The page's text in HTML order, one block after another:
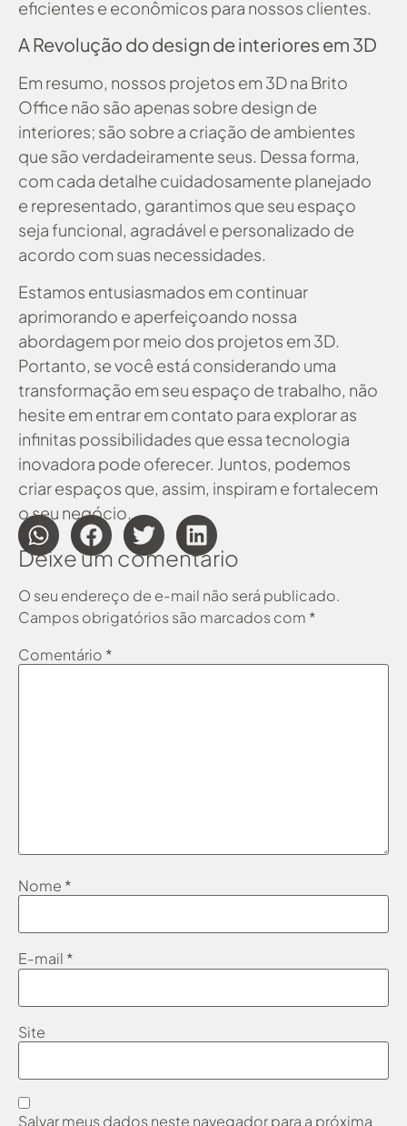
eficientes e econômicos para nossos clientes.
A Revolução do design de interiores em 3D
Em resumo, nossos projetos em 3D na Brito
Office não são apenas sobre design de
interiores; são sobre a criação de ambientes
que são verdadeiramente seus. Dessa forma,
com cada detalhe cuidadosamente planejado
e representado, garantimos que seu espaço
seja funcional, agradável e personalizado de
acordo com suas necessidades.
Estamos entusiasmados em continuar
aprimorando e aperfeiçoando nossa
abordagem por meio dos projetos em 3D.
Portanto, se você está considerando uma
transformação em seu espaço de trabalho, não
hesite em entrar em contato para explorar as
infinitas possibilidades que essa tecnologia
inovadora pode oferecer. Juntos, podemos
criar espaços que, assim, inspiram e fortalecem
o seu negócio.
Deixe um comentário
O seu endereço de e-mail não será publicado.
Campos obrigatórios são marcados com *
Comentário *
Nome *
E-mail *
Site
Salvar meus dados neste navegador para a próxima